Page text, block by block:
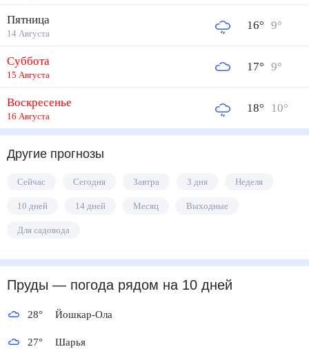
Пятница
14 Августа
16° 9°
Суббота
15 Августа
17° 9°
Воскресенье
16 Августа
18° 10°
Другие прогнозы
Сейчас Сегодня Завтра 3 дня Неделя
10 дней 14 дней Месяц Выходные
Для садовода
Пруды — погода рядом на 10 дней
28° Йошкар-Ола
27° Шарья